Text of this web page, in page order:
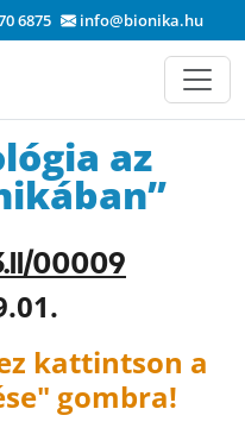
6875 info@bionika.hu
az
00009
kattintson a
gombra!